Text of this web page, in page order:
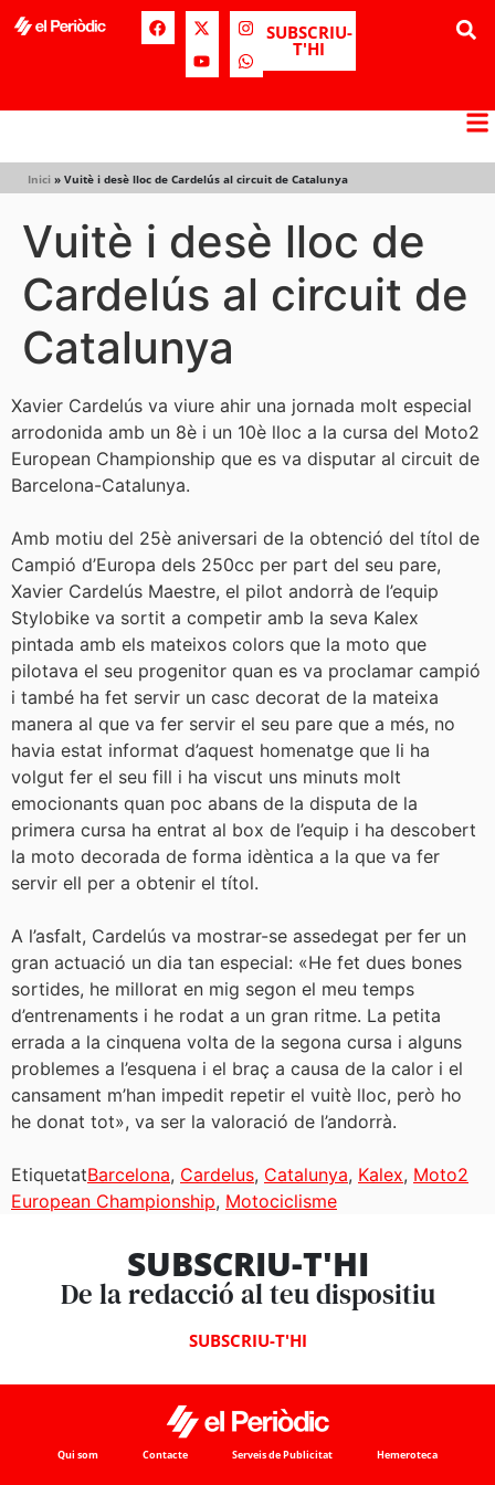
SUBSCRIU-
T'HI
Inici » Vuitè i desè lloc de Cardelús al circuit de Catalunya
Vuitè i desè lloc de
Cardelús al circuit de
Catalunya
Xavier Cardelús va viure ahir una jornada molt especial
arrodonida amb un 8è i un 10è lloc a la cursa del Moto2
European Championship que es va disputar al circuit de
Barcelona-Catalunya.
Amb motiu del 25è aniversari de la obtenció del títol de
Campió d’Europa dels 250cc per part del seu pare,
Xavier Cardelús Maestre, el pilot andorrà de l’equip
Stylobike va sortit a competir amb la seva Kalex
pintada amb els mateixos colors que la moto que
pilotava el seu progenitor quan es va proclamar campió
i també ha fet servir un casc decorat de la mateixa
manera al que va fer servir el seu pare que a més, no
havia estat informat d’aquest homenatge que li ha
volgut fer el seu fill i ha viscut uns minuts molt
emocionants quan poc abans de la disputa de la
primera cursa ha entrat al box de l’equip i ha descobert
la moto decorada de forma idèntica a la que va fer
servir ell per a obtenir el títol.
A l’asfalt, Cardelús va mostrar-se assedegat per fer un
gran actuació un dia tan especial: «He fet dues bones
sortides, he millorat en mig segon el meu temps
d’entrenaments i he rodat a un gran ritme. La petita
errada a la cinquena volta de la segona cursa i alguns
problemes a l’esquena i el braç a causa de la calor i el
cansament m’han impedit repetir el vuitè lloc, però ho
he donat tot», va ser la valoració de l’andorrà.
EtiquetatBarcelona, Cardelus, Catalunya, Kalex, Moto2
European Championship, Motociclisme
SUBSCRIU-T'HI
De la redacció al teu dispositiu
SUBSCRIU-T'HI
Qui som Contacte Serveis de Publicitat Hemeroteca